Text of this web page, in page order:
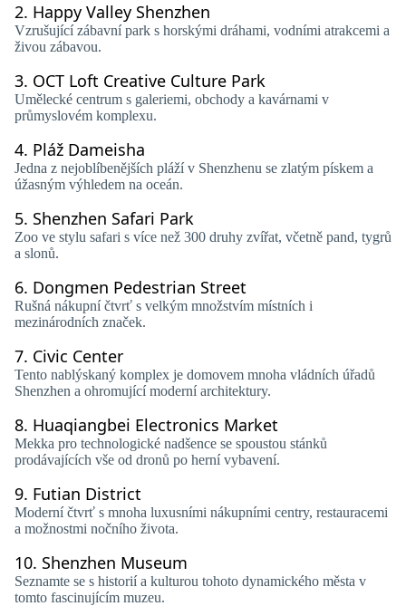
2. Happy Valley Shenzhen
Vzrušující zábavní park s horskými dráhami, vodními atrakcemi a
živou zábavou.
3. OCT Loft Creative Culture Park
Umělecké centrum s galeriemi, obchody a kavárnami v
průmyslovém komplexu.
4. Pláž Dameisha
Jedna z nejoblíbenějších pláží v Shenzhenu se zlatým pískem a
úžasným výhledem na oceán.
5. Shenzhen Safari Park
Zoo ve stylu safari s více než 300 druhy zvířat, včetně pand, tygrů
a slonů.
6. Dongmen Pedestrian Street
Rušná nákupní čtvrť s velkým množstvím místních i
mezinárodních značek.
7. Civic Center
Tento nablýskaný komplex je domovem mnoha vládních úřadů
Shenzhen a ohromující moderní architektury.
8. Huaqiangbei Electronics Market
Mekka pro technologické nadšence se spoustou stánků
prodávajících vše od dronů po herní vybavení.
9. Futian District
Moderní čtvrť s mnoha luxusními nákupními centry, restauracemi
a možnostmi nočního života.
10. Shenzhen Museum
Seznamte se s historií a kulturou tohoto dynamického města v
tomto fascinujícím muzeu.